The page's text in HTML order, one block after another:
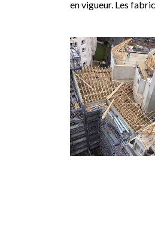
en vigueur. Les